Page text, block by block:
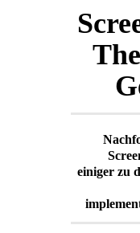
einiger zu